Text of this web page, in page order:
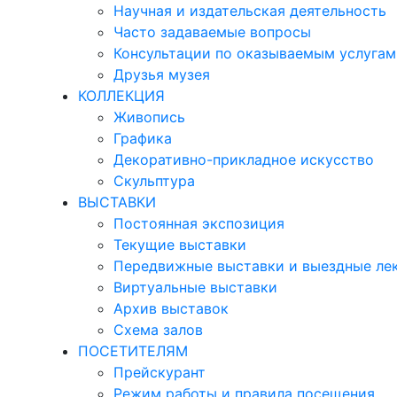
Научная и издательская деятельность
Часто задаваемые вопросы
Консультации по оказываемым услугам
Друзья музея
КОЛЛЕКЦИЯ
Живопись
Графика
Декоративно-прикладное искусство
Скульптура
ВЫСТАВКИ
Постоянная экспозиция
Текущие выставки
Передвижные выставки и выездные
Виртуальные выставки
Архив выставок
Схема залов
ПОСЕТИТЕЛЯМ
Прейскурант
Режим работы и правила посещения